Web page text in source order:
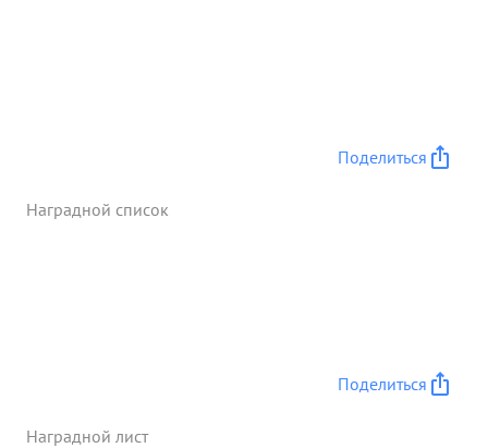
Поделиться
Наградной список
Поделиться
Наградной лист